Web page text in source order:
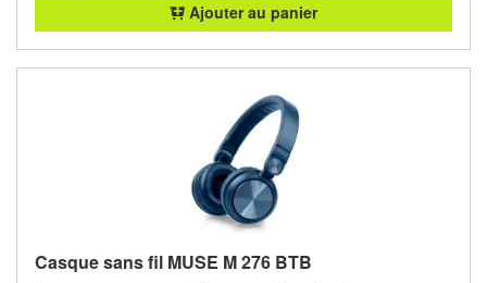
Ajouter au panier
Casque sans fil MUSE M 276 BTB